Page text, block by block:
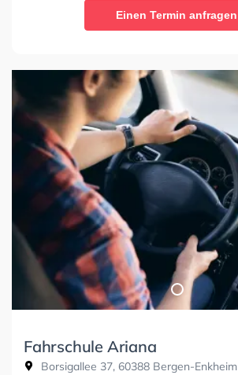
Einen Termin anfragen
Fahrschule Ariana
Borsigallee 37, 60388 Bergen-Enkheim